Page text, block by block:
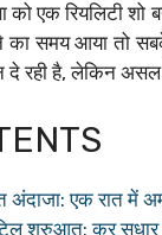
को एक रियलिटी
का समय आया तो
दे रही है, लेकिन असल
एक रात में
शुरुआत: कर सुधार